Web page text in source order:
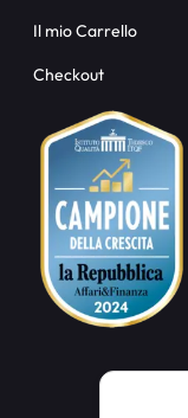
Il mio Carrello
Checkout